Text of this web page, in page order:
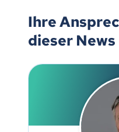
Ihre
dieser News